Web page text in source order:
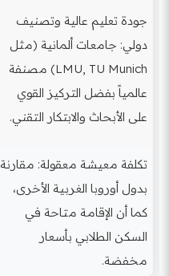
جودة تعليم عالية وتصنيف
دولي: جامعات ألمانية (مثل
LMU, TU Munich) مصنفة
عالمياً بفضل التركيز القوي
على الأبحاث والابتكار التقني.
تكلفة معيشة معقولة: مقارنة
بدول أوروبا الغربية الأخرى،
كما أن الإقامة متاحة في
السكن الطلابي بأسعار
مخفضة.